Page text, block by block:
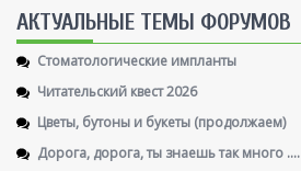
AКТУАЛЬНЫЕ ТЕМЫ ФОРУМОВ
Стоматологические импланты
Читательский квест 2026
Цветы, бутоны и букеты (продолжаем)
Дорога, дорога, ты знаешь так много ....